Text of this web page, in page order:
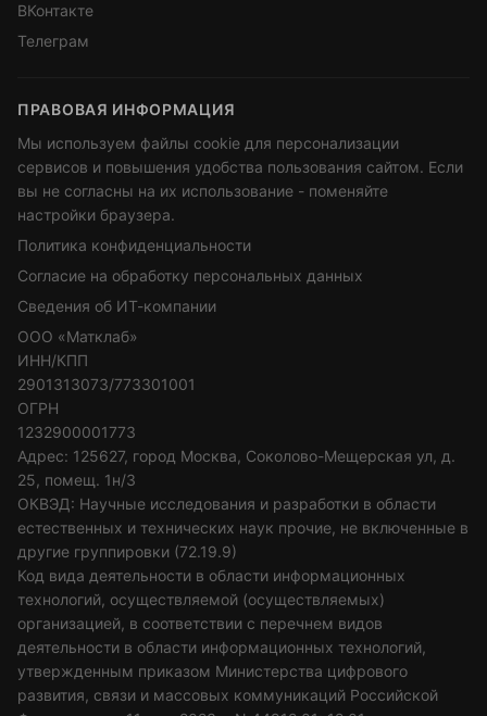
ВКонтакте
Телеграм
ПРАВОВАЯ ИНФОРМАЦИЯ
Мы используем файлы cookie для персонализации
сервисов и повышения удобства пользования сайтом. Если
вы не согласны на их использование - поменяйте
настройки браузера.
Политика конфиденциальности
Согласие на обработку персональных данных
Сведения об ИТ-компании
ООО «Матклаб»
ИНН/КПП
2901313073/773301001
ОГРН
1232900001773
Адрес: 125627, город Москва, Соколово-Мещерская ул, д.
25, помещ. 1н/3
ОКВЭД: Научные исследования и разработки в области
естественных и технических наук прочие, не включенные в
другие группировки (72.19.9)
Код вида деятельности в области информационных
технологий, осуществляемой (осуществляемых)
организацией, в соответствии с перечнем видов
деятельности в области информационных технологий,
утвержденным приказом Министерства цифрового
развития, связи и массовых коммуникаций Российской